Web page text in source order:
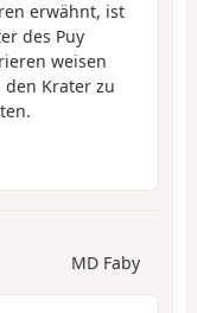
erwähnt, ist
des Puy
weisen
Krater zu
MD Faby